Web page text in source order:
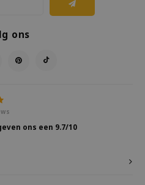
ons
ons een 9.7/10